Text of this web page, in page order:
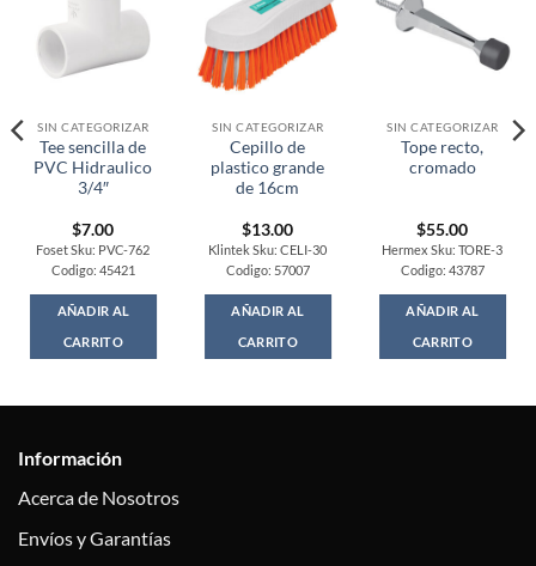
SIN CATEGORIZAR
Tee sencilla de
PVC Hidraulico
3/4″
$7.00
Foset Sku: PVC-762
Codigo: 45421
AÑADIR AL
CARRITO
SIN CATEGORIZAR
Cepillo de
plastico grande
de 16cm
$13.00
Klintek Sku: CELI-30
Codigo: 57007
AÑADIR AL
CARRITO
SIN CATEGORIZAR
Tope recto,
cromado
$55.00
Hermex Sku: TORE-3
Codigo: 43787
AÑADIR AL
CARRITO
Información
Acerca de Nosotros
Envíos y Garantías